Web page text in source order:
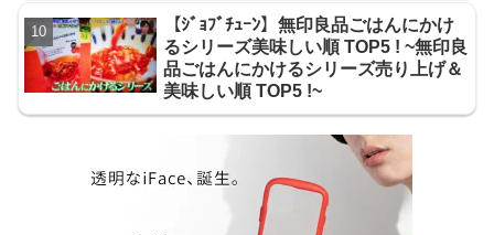
【ｼﾞｮﾌﾞﾁｭｰﾝ】無印良品ごはんにかけ
るシリーズ美味しい順 TOP5 ! ~無印良
品ごはんにかけるシリーズ売り上げ＆
美味しい順 TOP5 !~